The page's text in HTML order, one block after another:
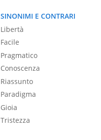
SINONIMI E CONTRARI
Libertà
Facile
Pragmatico
Conoscenza
Riassunto
Paradigma
Gioia
Tristezza